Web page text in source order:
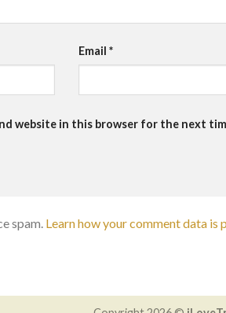
Email*
website in this browser for the next
spam. Learn how your comment data is